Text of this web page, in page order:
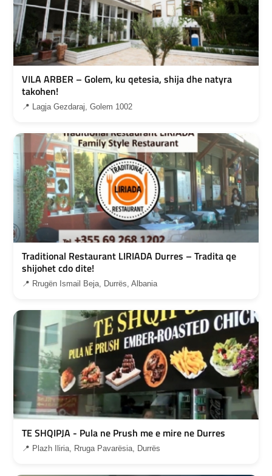
VILA ARBER – Golem, ku qetesia, shija dhe natyra
takohen!
📍 Lagja Gezdaraj, Golem 1002
Traditional Restaurant LIRIADA Durres – Tradita qe
shijohet cdo dite!
📍 Rrugën Ismail Beja, Durrës, Albania
TE SHQIPJA - Pula ne Prush me e mire ne Durres
📍 Plazh Iliria, Rruga Pavarësia, Durrës